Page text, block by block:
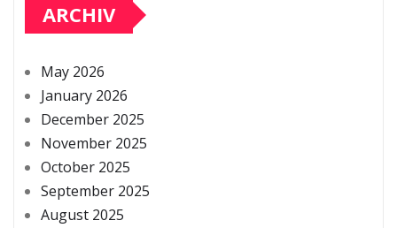
ARCHIV
May 2026
January 2026
December 2025
November 2025
October 2025
September 2025
August 2025